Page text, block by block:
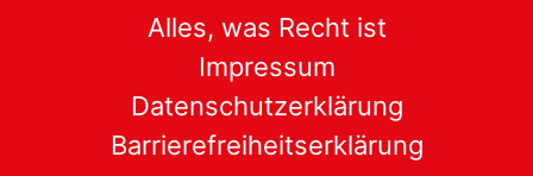
Alles, was Recht ist
Impressum
Datenschutzerklärung
Barrierefreiheitserklärung